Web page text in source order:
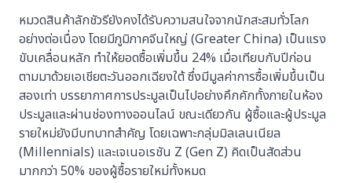
หมวดสินค้าลักชัวรียังคงได้รับความสนใจจากนักสะสมทั่วโลก
อย่างต่อเนื่อง โดยมีภูมิภาคจีนใหญ่ (Greater China) เป็นแรง
ขับเคลื่อนหลัก ทำให้ยอดซื้อเพิ่มขึ้น 24% เมื่อเทียบกับปีก่อน
ตามมาด้วยเอเชียตะวันออกเฉียงใต้ ซึ่งมีมูลค่าการซื้อเพิ่มขึ้นเป็น
สองเท่า บรรยากาศการประมูลเป็นไปอย่างคึกคักทั้งภายในห้อง
ประมูลและผ่านช่องทางออนไลน์ ขณะเดียวกัน​ ผู้ซื้อและผู้ประมูล
รายใหม่ยังมีบทบาทสำคัญ โดยเฉพาะกลุ่มมิลเลนเนียล
(Millennials) และเจเนอเรชัน Z (Gen Z) คิดเป็นสัดส่วน
มากกว่า 50% ของผู้ซื้อรายใหม่ทั้งหมด